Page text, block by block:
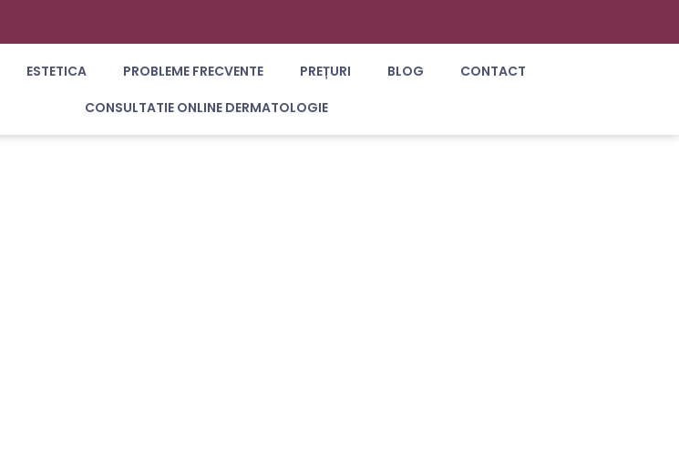
ESTETICA PROBLEME FRECVENTE PREȚURI BLOG
CONTACT
CONSULTATIE ONLINE DERMATOLOGIE